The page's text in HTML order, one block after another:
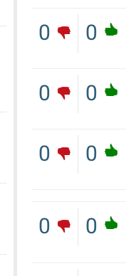
0
0
0
0
0
0
0
0